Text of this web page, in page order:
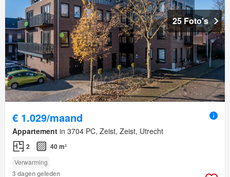
25 Foto's
€ 1.029/maand
Appartement in 3704 PC, Zeist, Zeist, Utrecht
2 40 m²
Verwarming
3 dagen geleden